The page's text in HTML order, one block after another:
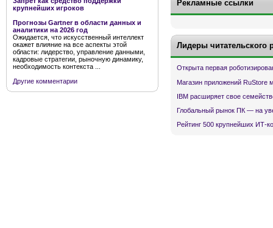
крупнейших игроков
Прогнозы Gartner в области данных и
аналитики на 2026 год
Ожидается, что искусственный интеллект
окажет влияние на все аспекты этой
области: лидерство, управление данными,
кадровые стратегии, рыночную динамику,
необходимость контекста ...
Другие комментарии
Рекламные ссылки
Лидеры читательского
Открыта первая
Магазин приложений RuStore
IBM расширяет свое
Глобальный рынок ПК — на
Рейтинг 500 крупнейших ИТ-